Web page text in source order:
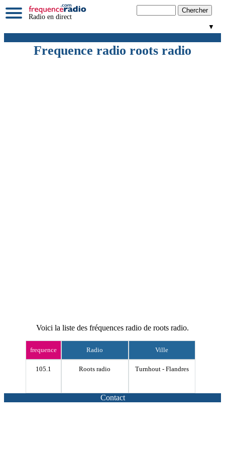
Radio en direct
▼
Frequence radio roots radio
Voici la liste des fréquences radio de roots radio.
frequence Radio Ville
105.1 Roots radio Turnhout - Flandres
Contact